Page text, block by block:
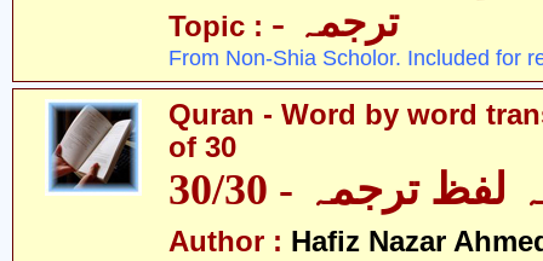
Topic : - ترجمہ
From Non-Shia Scholor. Included for
Quran - Word by word
of 30
ترجمہ - 30/30
Author : Hafiz Nazar